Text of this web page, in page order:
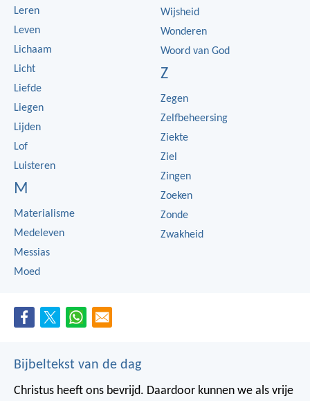
Leren
Leven
Lichaam
Licht
Liefde
Liegen
Lijden
Lof
Luisteren
M
Materialisme
Medeleven
Messias
Moed
Wijsheid
Wonderen
Woord van God
Z
Zegen
Zelfbeheersing
Ziekte
Ziel
Zingen
Zoeken
Zonde
Zwakheid
Bijbeltekst van de dag
Christus heeft ons bevrijd. Daardoor kunnen we als vrije